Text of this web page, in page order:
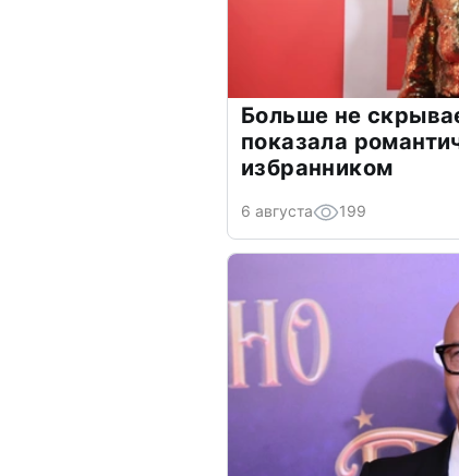
Больше не
показала
избранником
6 августа 199